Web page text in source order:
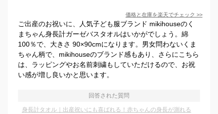
価格と在庫を楽天でチェック >>
ご出産のお祝いに、人気子ども服ブランド mikihouseのく
まちゃん身長計ガーゼバスタオルはいかがでしょう。綿
100％で、大きさ 90×90cmになります。男女問わないくま
ちゃん柄で、mikihouseのブランド感もあり、さらにこちら
は、ラッピングやお名前刺繍もしていただけるので、お祝
い感が増し良いかと思います。
回答された質問
身長計タオル｜出産祝いにも喜ばれる！赤ちゃんの身長が測れる